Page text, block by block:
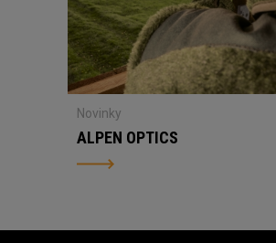
Novinky
ALPEN OPTICS